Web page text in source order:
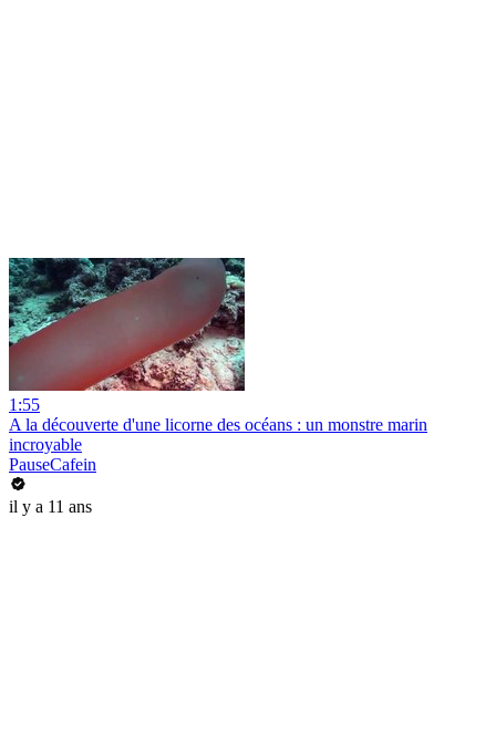
1:55
A la découverte d'une licorne des océans : un monstre marin
incroyable
PauseCafein
il y a 11 ans